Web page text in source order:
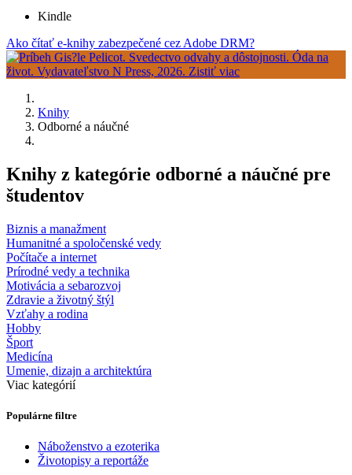
Kindle
Ako čítať e-knihy zabezpečené cez Adobe DRM?
Knihy
Odborné a náučné
Knihy z kategórie odborné a náučné pre
študentov
Biznis a manažment
Humanitné a spoločenské vedy
Počítače a internet
Prírodné vedy a technika
Motivácia a sebarozvoj
Zdravie a životný štýl
Vzťahy a rodina
Hobby
Šport
Medicína
Umenie, dizajn a architektúra
Viac kategórií
Populárne filtre
Náboženstvo a ezoterika
Životopisy a reportáže